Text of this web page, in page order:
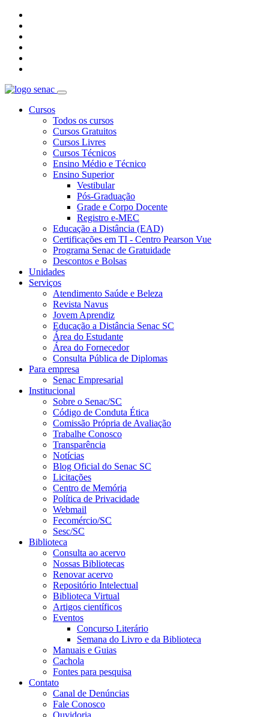
Cursos
Todos os cursos
Cursos Gratuitos
Cursos Livres
Cursos Técnicos
Ensino Médio e Técnico
Ensino Superior
Vestibular
Pós-Graduação
Grade e Corpo Docente
Registro e-MEC
Educação a Distância (EAD)
Certificações em TI - Centro Pearson Vue
Programa Senac de Gratuidade
Descontos e Bolsas
Unidades
Serviços
Atendimento Saúde e Beleza
Revista Navus
Jovem Aprendiz
Educação a Distância Senac SC
Área do Estudante
Área do Fornecedor
Consulta Pública de Diplomas
Para empresa
Senac Empresarial
Institucional
Sobre o Senac/SC
Código de Conduta Ética
Comissão Própria de Avaliação
Trabalhe Conosco
Transparência
Notícias
Blog Oficial do Senac SC
Licitações
Centro de Memória
Política de Privacidade
Webmail
Fecomércio/SC
Sesc/SC
Biblioteca
Consulta ao acervo
Nossas Bibliotecas
Renovar acervo
Repositório Intelectual
Biblioteca Virtual
Artigos científicos
Eventos
Concurso Literário
Semana do Livro e da Biblioteca
Manuais e Guias
Cachola
Fontes para pesquisa
Contato
Canal de Denúncias
Fale Conosco
Ouvidoria